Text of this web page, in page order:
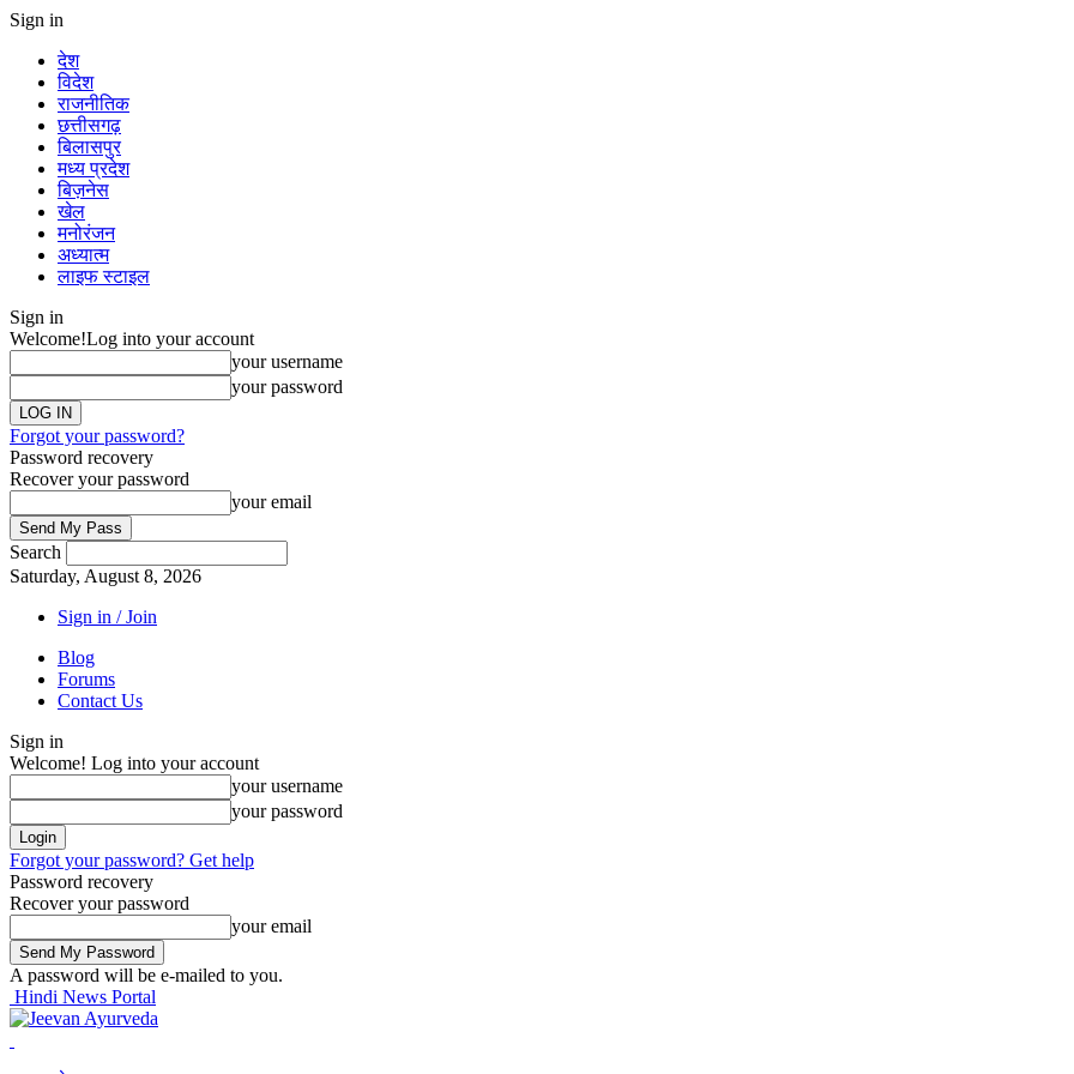
Sign in
देश
विदेश
राजनीतिक
छत्तीसगढ़
बिलासपुर
मध्य प्रदेश
बिज़नेस
खेल
मनोरंजन
अध्यात्म
लाइफ स्टाइल
Sign in
Welcome!Log into your account
your username
your password
Forgot your password?
Password recovery
Recover your password
your email
Search
Saturday, August 8, 2026
Sign in / Join
Blog
Forums
Contact Us
Sign in
Welcome! Log into your account
your username
your password
Forgot your password? Get help
Password recovery
Recover your password
your email
A password will be e-mailed to you.
Hindi News Portal